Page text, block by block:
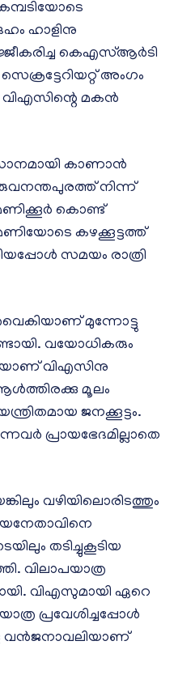
ഹാളിനു
കെഎസ്ആർടി
അംഗം
വിഎസിന്റെ മകൻ
കാണാൻ
നിന്ന്
മണിക്കൂർ കൊണ്ട്
കഴക്കൂട്ടത്ത്
സമയം രാത്രി
മുന്നോട്ടു
വയോധികരും
വിഎസിനു
മൂലം
ജനക്കൂട്ടം.
പ്രായഭേദമില്ലാതെ
വഴിയിലൊരിടത്തും
തടിച്ചുകൂടിയ
വിലാപയാത്ര
വിഎസുമായി ഏറെ
പ്രവേശിച്ചപ്പോള്‍
വന്‍ജനാവലിയാണ്